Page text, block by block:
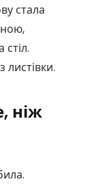
стала
листівки.
ніж